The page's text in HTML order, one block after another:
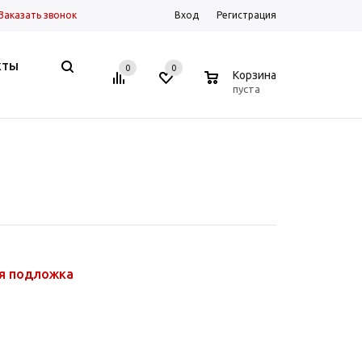
звонок Вход Регистрация
0 0
Корзина
пуста
подложка